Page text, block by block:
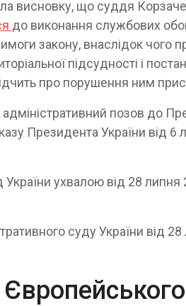
висновку, що суддя
до виконання службових
закону, внаслідок чого
підсудності і
про порушення ним
позов до
Президента України від
ухвалою від 28 липня
суду України від